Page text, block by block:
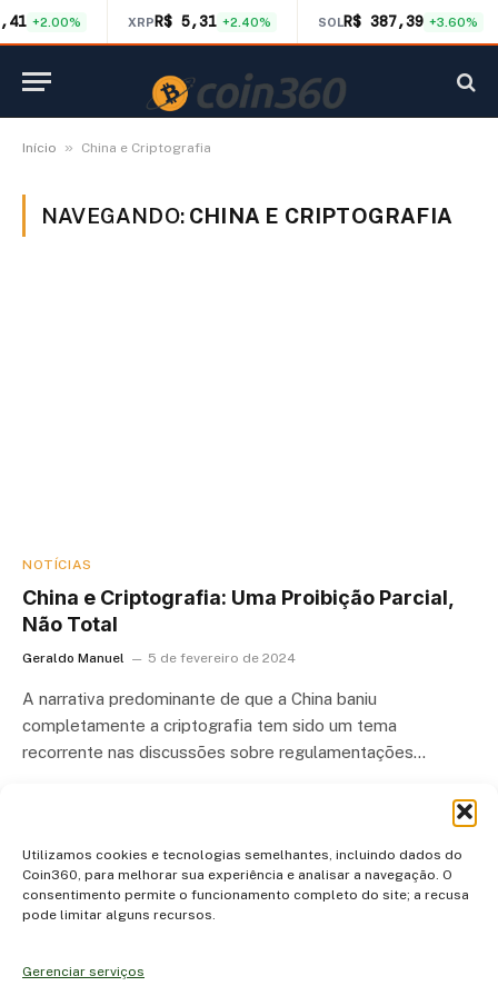
Utilizamos cookies e tecnologias semelhantes, incluindo dados do
Coin360, para melhorar sua experiência e analisar a navegação. O
consentimento permite o funcionamento completo do site; a recusa
pode limitar alguns recursos.
Gerenciar serviços
+2.00% XRPR$ 5,31 +2.40% SOLR$ 387,39 +3.60%
Início » China e Criptografia
NAVEGANDO: CHINA E CRIPTOGRAFIA
NOTÍCIAS
China e Criptografia: Uma Proibição Parcial,
Não Total
Geraldo Manuel 5 de fevereiro de 2024
A narrativa predominante de que a China baniu
completamente a criptografia tem sido um tema
recorrente nas discussões sobre regulamentações…